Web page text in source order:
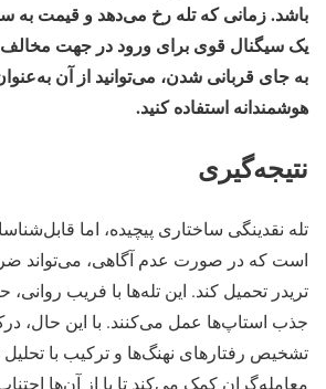
باشد. زمانی که تله رخ می‌دهد و قیمت به
یک سیگنال قوی برای ورود در جهت مخالف
به جای قربانی شدن، می‌توانید از آن
هوشمندانه استفاده کنید.
نتیجه‌گیری
تله نقدینگی ساختاری پیچیده، اما
است که در صورت عدم آگاهی، می‌تواند
تریدر تحمیل کند. این تله‌ها با فریب
جذب استاپ‌ها عمل می‌کنند. با این حال،
تشخیص رفتارهای نهنگ‌ها و ترکیب با تحلیل
معامله‌گران کمک می‌کند تا یا از آن‌ها